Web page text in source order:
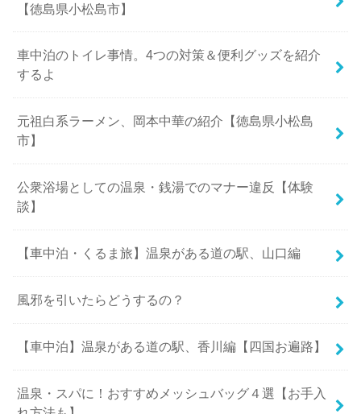
【徳島県小松島市】
車中泊のトイレ事情。4つの対策＆便利グッズを紹介
するよ
元祖白系ラーメン、岡本中華の紹介【徳島県小松島
市】
公衆浴場としての温泉・銭湯でのマナー違反【体験
談】
【車中泊・くるま旅】温泉がある道の駅、山口編
風邪を引いたらどうするの？
【車中泊】温泉がある道の駅、香川編【四国お遍路】
温泉・スパに！おすすめメッシュバッグ４選【お手入